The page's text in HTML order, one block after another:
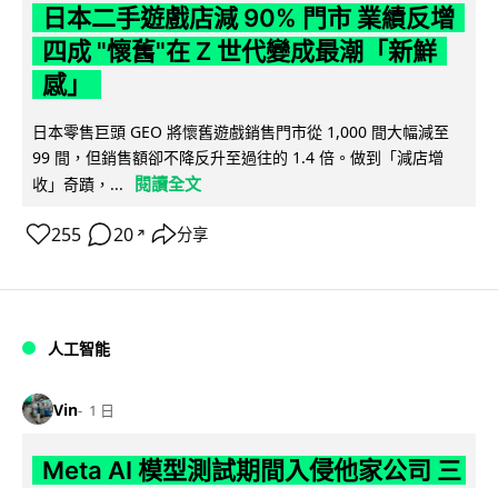
日本二手遊戲店減 90% 門市 業績反增
四成 "懷舊"在 Z 世代變成最潮「新鮮
感」
日本零售巨頭 GEO 將懷舊遊戲銷售門市從 1,000 間大幅減至
99 間，但銷售額卻不降反升至過往的 1.4 倍。做到「減店增
收」奇蹟，...
閱讀全文
255 20 ↗ 分享
人工智能
Vin 1 日
Meta AI 模型測試期間入侵他家公司 三